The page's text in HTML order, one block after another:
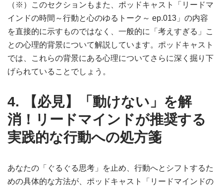
（※）このセクションもまた、ポッドキャスト「リードマ
インドの時間～行動と心のゆるトーク～ ep.013」の内容
を直接的に示すものではなく、一般的に「考えすぎる」こ
との心理的背景について解説しています。ポッドキャスト
では、これらの背景にある心理についてさらに深く掘り下
げられていることでしょう。
4. 【必見】「動けない」を解
消！リードマインドが推奨する
実践的な行動への処方箋
あなたの「ぐるぐる思考」を止め、行動へとシフトするた
めの具体的な方法が、ポッドキャスト「リードマインドの